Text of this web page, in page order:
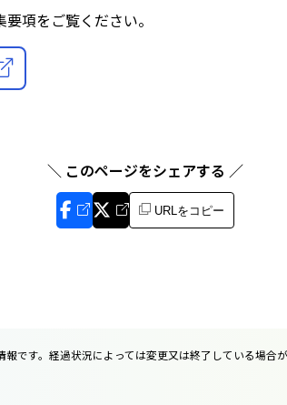
項をご覧ください。
＼ このページをシェアする ／
URLをコピー
です。経過状況によっては変更又は終了している場合